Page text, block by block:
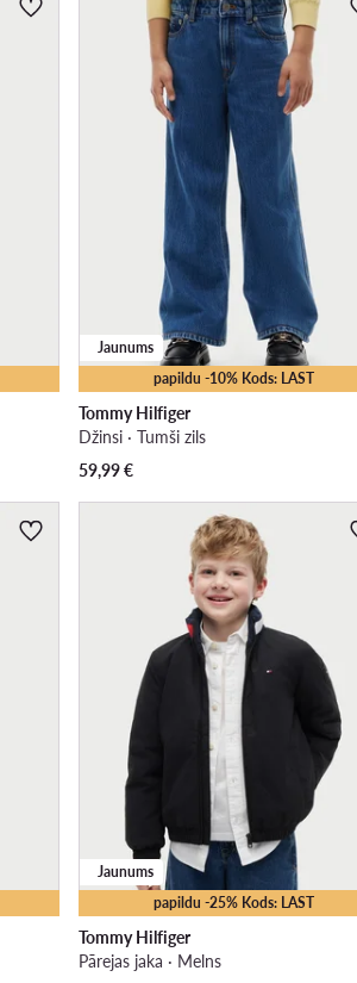
papildu -10% Kods: LAST
Jaunums
Tommy Hilfiger
Džinsi · Tumši zils
59,99€
papildu -25% Kods: LAST
Jaunums
Tommy Hilfiger
Pārejas jaka · Melns